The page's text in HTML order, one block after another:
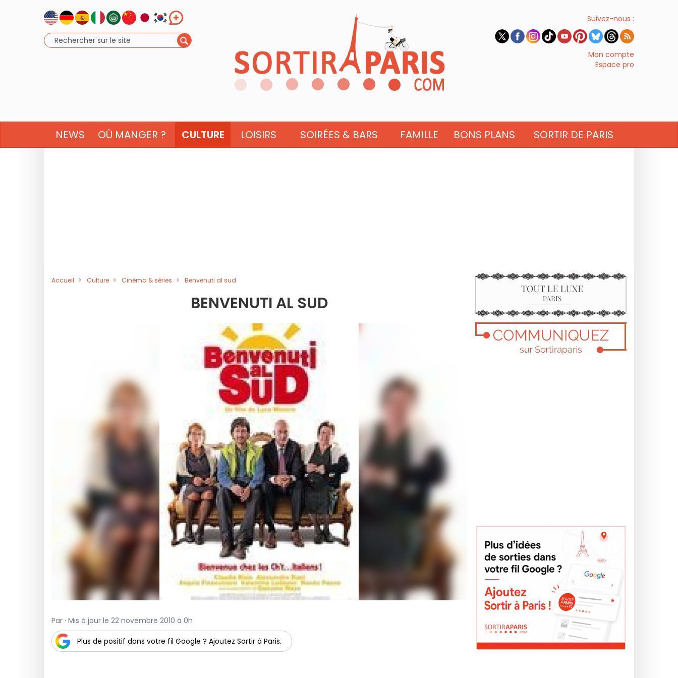
Suivez-nous :
Mon compte
Espace pro
NEWS OÙ MANGER ? CULTURE LOISIRS SOIRÉES & BARS FAMILLE BONS PLANS SORTIR DE PARIS
Accueil Culture Cinéma & séries Benvenuti al sud
BENVENUTI AL SUD
Par · Mis à jour le 22 novembre 2010 à 0h
Plus de positif dans votre fil Google ? Ajoutez Sortir à Paris.